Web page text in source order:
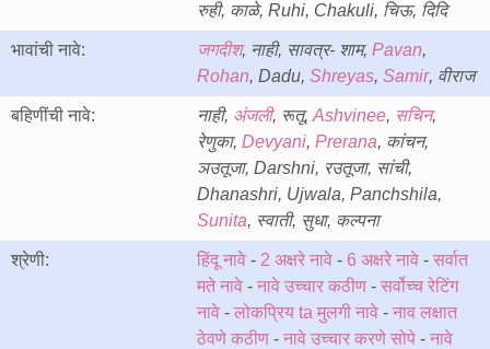
रुही, काळे, Ruhi, Chakuli, चिऊ, दिदि
भावांची नावे: जगदीश, नाही, सावत्र- शाम, Pavan,
Rohan, Dadu, Shreyas, Samir, वीराज
बहिणींची नावे: नाही, अंजली, रूतू, Ashvinee, सचिन,
रेणुका, Devyani, Prerana, कांचन,
ञउतूजा, Darshni, रउतूजा, सांची,
Dhanashri, Ujwala, Panchshila,
Sunita, स्वाती, सुधा, कल्पना
श्रेणी: हिंदू नावे - 2 अक्षरे नावे - 6 अक्षरे नावे - सर्वात
मते नावे - नावे उच्चार कठीण - सर्वोच्च रेटिंग
नावे - लोकप्रिय ta मुलगी नावे - नाव लक्षात
ठेवणे कठीण - नावे उच्चार करणे सोपे - नावे